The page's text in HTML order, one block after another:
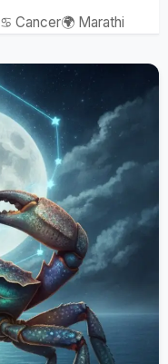
♋ Cancer🌍 Marathi